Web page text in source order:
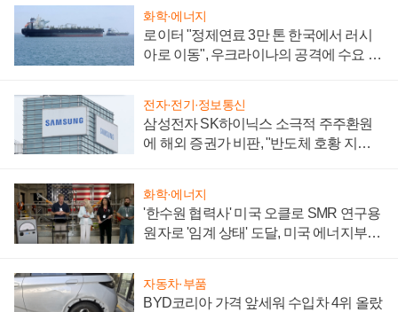
화학·에너지
로이터 "정제연료 3만 톤 한국에서 러시
아로 이동", 우크라이나의 공격에 수요 늘
전자·전기·정보통신
삼성전자 SK하이닉스 소극적 주주환원
에 해외 증권가 비판, "반도체 호황 지속
화학·에너지
'한수원 협력사' 미국 오클로 SMR 연구용
원자로 '임계 상태' 도달, 미국 에너지부
자동차·부품
BYD코리아 가격 앞세워 수입차 4위 올랐